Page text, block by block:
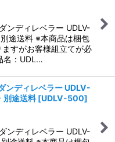
ンディレベラー UDLV-
途送料 ※本商品は梱包
すがお客様組立てが必
名：UDL…
ンディレベラー UDLV-
途送料 [UDLV-500]
ンディレベラー UDLV-